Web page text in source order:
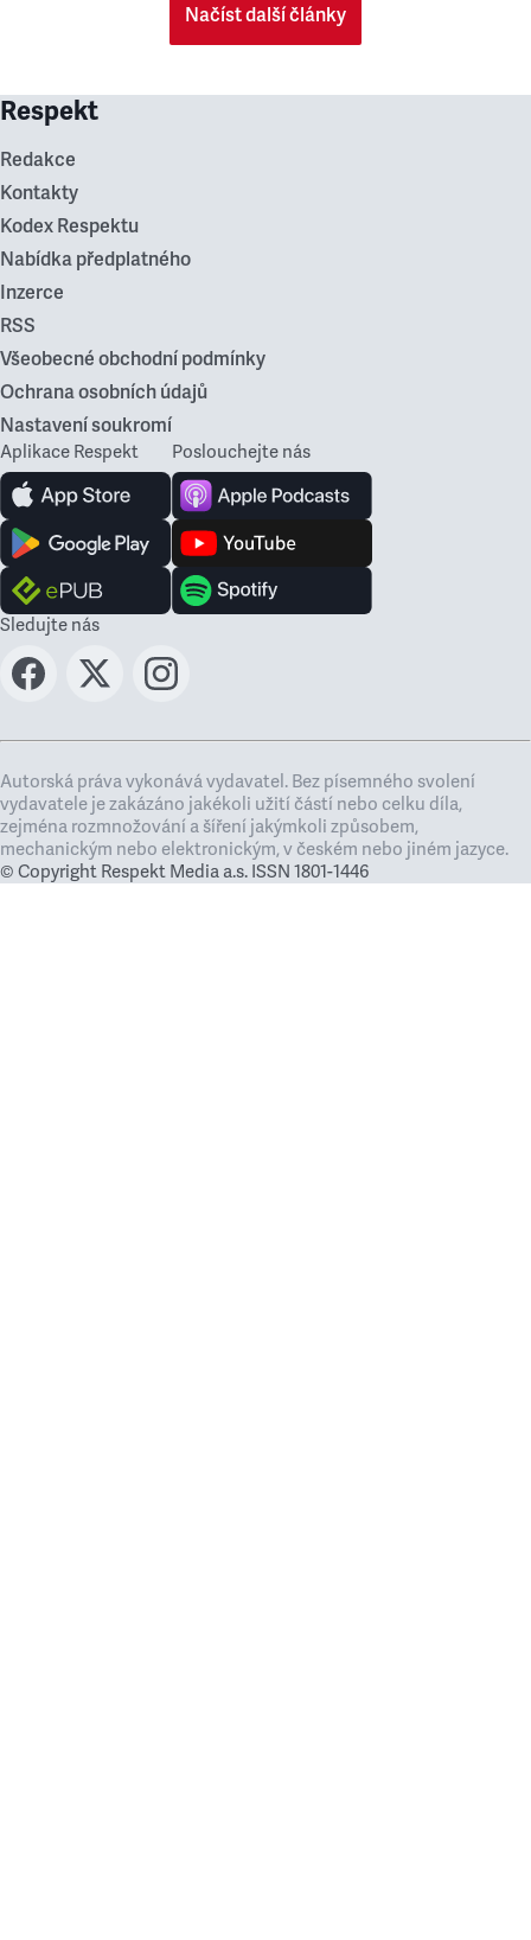
Načíst další články
Respekt
Redakce
Kontakty
Kodex Respektu
Nabídka předplatného
Inzerce
RSS
Všeobecné obchodní podmínky
Ochrana osobních údajů
Nastavení soukromí
Aplikace Respekt Poslouchejte nás
Sledujte nás
Autorská práva vykonává vydavatel. Bez písemného svolení
vydavatele je zakázáno jakékoli užití částí nebo celku díla,
zejména rozmnožování a šíření jakýmkoli způsobem,
mechanickým nebo elektronickým, v českém nebo jiném jazyce.
© Copyright Respekt Media a.s. ISSN 1801-1446